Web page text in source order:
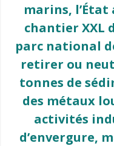
marins,
chantier XXL
parc national
retirer ou
tonnes de
des métaux
activités
d’envergure,